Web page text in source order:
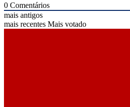
0 Comentários
mais antigos
mais recentes Mais votado